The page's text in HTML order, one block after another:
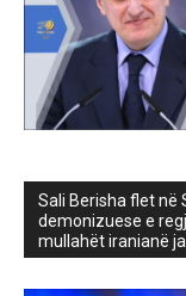
Sali Berisha flet në
demonizuese e
mullahët iranianë